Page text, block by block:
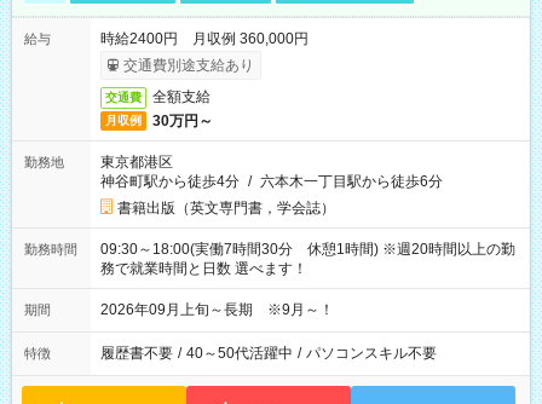
給与
時給2400円 月収例 360,000円
交通費別途支給あり
交通費 全額支給
月収例 30万円～
勤務地
東京都港区
神谷町駅から徒歩4分 / 六本木一丁目駅から徒歩6分
書籍出版（英文専門書，学会誌）
勤務時間
09:30～18:00(実働7時間30分 休憩1時間) ※週20時間以上の勤
務で就業時間と日数 選べます！
期間 2026年09月上旬～長期 ※9月～！
特徴 履歴書不要 / 40～50代活躍中 / パソコンスキル不要